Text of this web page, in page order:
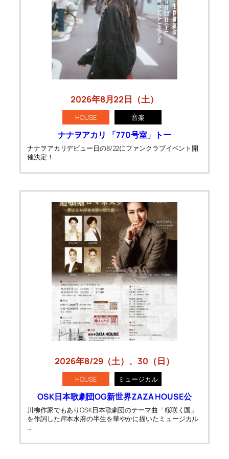
2026年8月22日（土）
HOUSE 音楽
ナナヲアカリ 「770号室」トー
ナナヲアカリデビュー日の8/22にファンクラブイベント開
催決定！
2026年8/29（土）、30（日）
HOUSE ミュージカル
OSK日本歌劇団OG新世界ZAZA HOUSE公
川柳作家でもありOSK日本歌劇団のテーマ曲「桜咲く国」
を作詞した岸本水府の半生を華やかに描いたミュージカル
…